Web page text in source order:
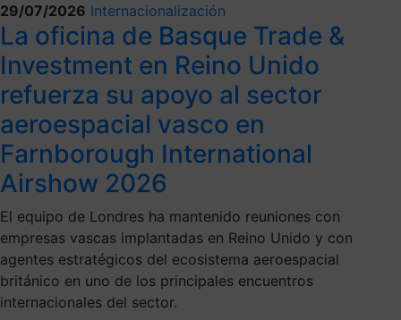
29/07/2026 Internacionalización
La oficina de Basque Trade &
Investment en Reino Unido
refuerza su apoyo al sector
aeroespacial vasco en
Farnborough International
Airshow 2026
El equipo de Londres ha mantenido reuniones con
empresas vascas implantadas en Reino Unido y con
agentes estratégicos del ecosistema aeroespacial
británico en uno de los principales encuentros
internacionales del sector.